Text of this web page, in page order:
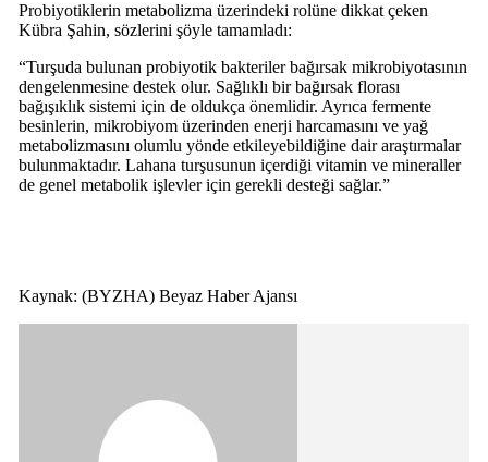
Probiyotiklerin metabolizma üzerindeki rolüne dikkat çeken
Kübra Şahin, sözlerini şöyle tamamladı:
“Turşuda bulunan probiyotik bakteriler bağırsak mikrobiyotasının
dengelenmesine destek olur. Sağlıklı bir bağırsak florası
bağışıklık sistemi için de oldukça önemlidir. Ayrıca fermente
besinlerin, mikrobiyom üzerinden enerji harcamasını ve yağ
metabolizmasını olumlu yönde etkileyebildiğine dair araştırmalar
bulunmaktadır. Lahana turşusunun içerdiği vitamin ve mineraller
de genel metabolik işlevler için gerekli desteği sağlar.”
Kaynak: (BYZHA) Beyaz Haber Ajansı